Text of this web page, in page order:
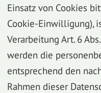
Einsatz von Cookies
Cookie-Einwilligung),
Verarbeitung Art. 6
werden die
entsprechend den
Rahmen dieser